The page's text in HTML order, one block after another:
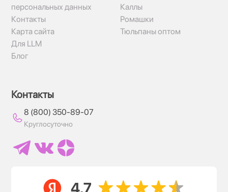
персональных данных
Контакты
Карта сайта
Для LLM
Блог
Каллы
Ромашки
Тюльпаны оптом
Контакты
8 (800) 350-89-07
Круглосуточно